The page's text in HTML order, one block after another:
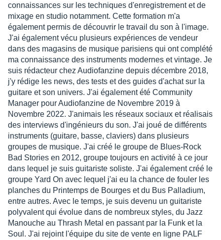
connaissances sur les techniques d'enregistrement et de
mixage en studio notamment. Cette formation m'a
également permis de découvrir le travail du son à l'image.
J'ai également vécu plusieurs expériences de vendeur
dans des magasins de musique parisiens qui ont complété
ma connaissance des instruments modernes et vintage. Je
suis rédacteur chez Audiofanzine depuis décembre 2018,
j'y rédige les news, des tests et des guides d'achat sur la
guitare et son univers. J'ai également été Community
Manager pour Audiofanzine de Novembre 2019 à
Novembre 2022. J'animais les réseaux sociaux et réalisais
des interviews d'ingénieurs du son. J'ai joué de différents
instruments (guitare, basse, claviers) dans plusieurs
groupes de musique. J'ai créé le groupe de Blues-Rock
Bad Stories en 2012, groupe toujours en activité à ce jour
dans lequel je suis guitariste soliste. J'ai également créé le
groupe Yard On avec lequel j'ai eu la chance de fouler les
planches du Printemps de Bourges et du Bus Palladium,
entre autres. Avec le temps, je suis devenu un guitariste
polyvalent qui évolue dans de nombreux styles, du Jazz
Manouche au Thrash Metal en passant par la Funk et la
Soul. J'ai rejoint l'équipe du site de vente en ligne PALF